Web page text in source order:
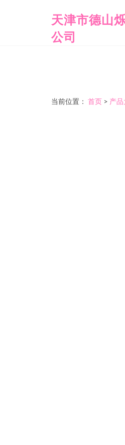
天津市德山
公司
当前位置： 首页 > 产